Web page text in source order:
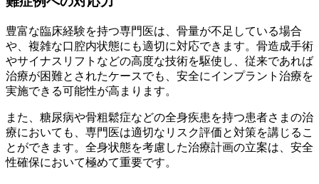
豊富な臨床経験を持つ専門医は、骨量が不足している場合
や、複雑な口腔内状態にも適切に対応できます。骨造成手術
やサイナスリフトなどの高度な技術を駆使し、従来であれば
治療が困難とされたケースでも、安全にインプラント治療を
実施できる可能性が高まります。
また、糖尿病や骨粗鬆症などの全身疾患を持つ患者さまの治
療においても、専門医は適切なリスク評価と対策を講じるこ
とができます。全身状態を考慮した治療計画の立案は、安全
性確保において極めて重要です。